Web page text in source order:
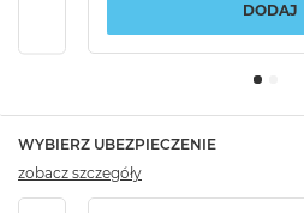
DODAJ
WYBIERZ UBEZPIECZENIE
zobacz szczegóły